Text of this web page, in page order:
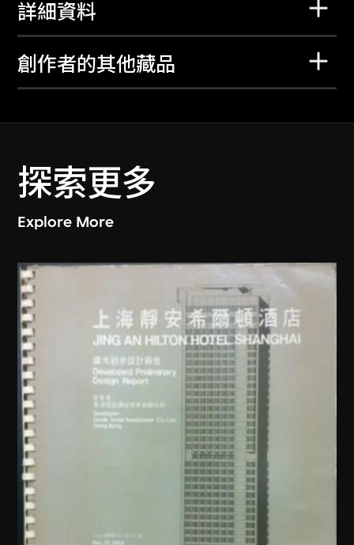
詳細資料
創作者的其他藏品
探索更多
Explore More